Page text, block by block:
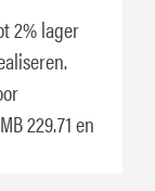
2% lager
229.71 en